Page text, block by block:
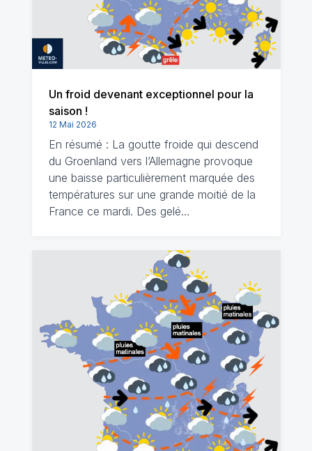
Un froid devenant exceptionnel pour la
saison !
12 Mai 2026
En résumé : La goutte froide qui descend
du Groenland vers l’Allemagne provoque
une baisse particulièrement marquée des
températures sur une grande moitié de la
France ce mardi. Des gelé…